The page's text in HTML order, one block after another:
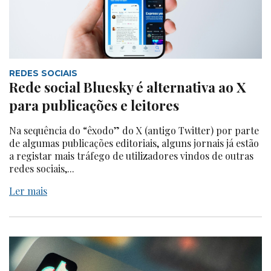
REDES SOCIAIS
Rede social Bluesky é alternativa ao X
para publicações e leitores
Na sequência do “êxodo” do X (antigo Twitter) por parte
de algumas publicações editoriais, alguns jornais já estão
a registar mais tráfego de utilizadores vindos de outras
redes sociais,...
Ler mais